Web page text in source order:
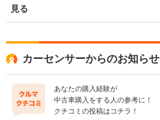
見る
カーセンサーからのお知らせ
あなたの購入経験が
中古車購入をする人の参考に！
クチコミの投稿はコチラ！